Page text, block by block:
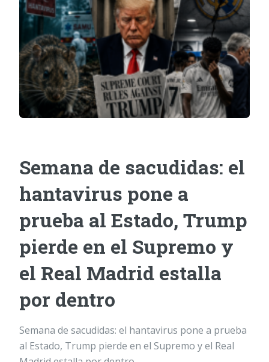
Semana de sacudidas: el
hantavirus pone a
prueba al Estado, Trump
pierde en el Supremo y
el Real Madrid estalla
por dentro
Semana de sacudidas: el hantavirus pone a prueba
al Estado, Trump pierde en el Supremo y el Real